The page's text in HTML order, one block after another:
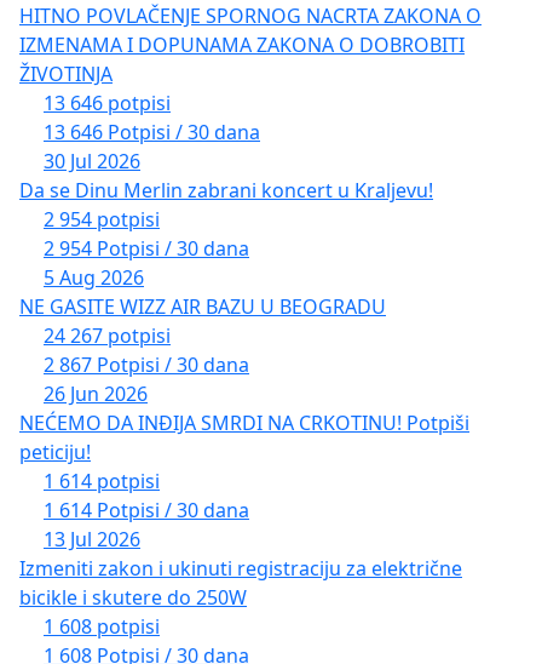
HITNO POVLAČENJE SPORNOG NACRTA ZAKONA O
IZMENAMA I DOPUNAMA ZAKONA O DOBROBITI
ŽIVOTINJA
13 646 potpisi
13 646 Potpisi / 30 dana
30 Jul 2026
Da se Dinu Merlin zabrani koncert u Kraljevu!
2 954 potpisi
2 954 Potpisi / 30 dana
5 Aug 2026
NE GASITE WIZZ AIR BAZU U BEOGRADU
24 267 potpisi
2 867 Potpisi / 30 dana
26 Jun 2026
NEĆEMO DA INĐIJA SMRDI NA CRKOTINU! Potpiši
peticiju!
1 614 potpisi
1 614 Potpisi / 30 dana
13 Jul 2026
Izmeniti zakon i ukinuti registraciju za električne
bicikle i skutere do 250W
1 608 potpisi
1 608 Potpisi / 30 dana